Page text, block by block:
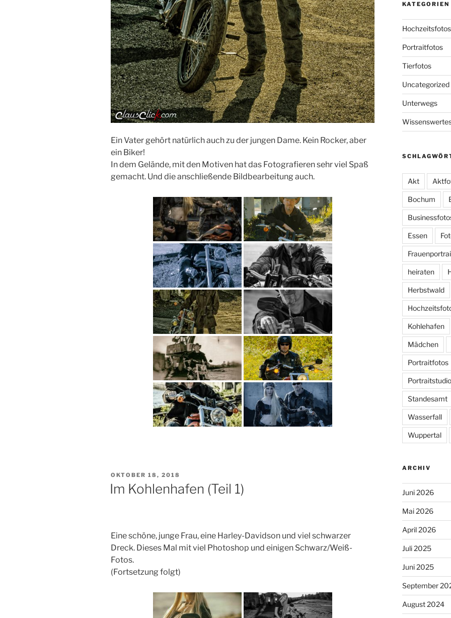
Ein Vater gehört natürlich auch zu der jungen Dame. Kein Rocker, aber
ein Biker!
In dem Gelände, mit den Motiven hat das Fotografieren sehr viel Spaß
gemacht. Und die anschließende Bildbearbeitung auch.
VERÖFFENTLICHT
AM
OKTOBER 18, 2018
Im Kohlenhafen (Teil 1)
Eine schöne, junge Frau, eine Harley-Davidson und viel schwarzer
Dreck. Dieses Mal mit viel Photoshop und einigen Schwarz/Weiß-
Fotos.
(Fortsetzung folgt)
KATEGORIEN
Hochzeitsfotos
Portraitfotos
Tierfotos
Uncategorized
Unterwegs
Akt
Bochum
Essen
heiraten
Herbstwald
Kohlehafen
Mädchen
Portraitfotos
Portraitstudio
Standesamt
Wasserfall
Wuppertal
ARCHIV
Juni 2026
Mai 2026
April 2026
Juli 2025
Juni 2025
September
August 2024